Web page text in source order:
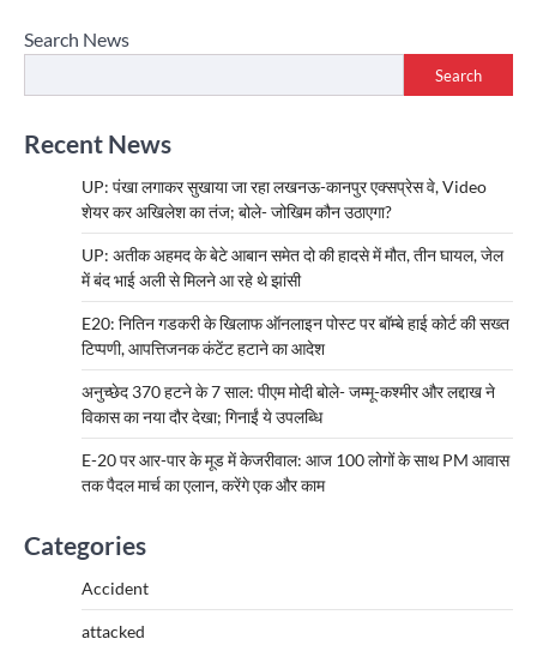
Search News
Search
Recent News
UP: पंखा लगाकर सुखाया जा रहा लखनऊ-कानपुर एक्सप्रेस वे, Video
शेयर कर अखिलेश का तंज; बोले- जोखिम कौन उठाएगा?
UP: अतीक अहमद के बेटे आबान समेत दो की हादसे में मौत, तीन घायल, जेल
में बंद भाई अली से मिलने आ रहे थे झांसी
E20: नितिन गडकरी के खिलाफ ऑनलाइन पोस्ट पर बॉम्बे हाई कोर्ट की सख्त
टिप्पणी, आपत्तिजनक कंटेंट हटाने का आदेश
अनुच्छेद 370 हटने के 7 साल: पीएम मोदी बोले- जम्मू-कश्मीर और लद्दाख ने
विकास का नया दौर देखा; गिनाईं ये उपलब्धि
E-20 पर आर-पार के मूड में केजरीवाल: आज 100 लोगों के साथ PM आवास
तक पैदल मार्च का एलान, करेंगे एक और काम
Categories
Accident
attacked